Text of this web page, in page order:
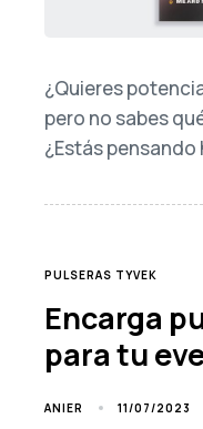
¿Quieres
pero no sabes
¿Estás
TAGS
PULSERAS TYVEK
Encarga
para tu
ANIER 11/07/2023